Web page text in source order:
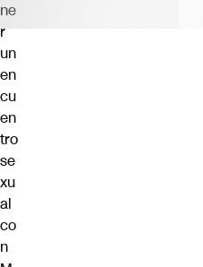
ne
r
un
en
cu
en
tro
se
xu
al
co
n